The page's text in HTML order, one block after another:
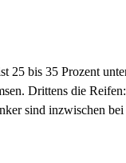
bis 35 Prozent
Drittens die
sind inzwischen